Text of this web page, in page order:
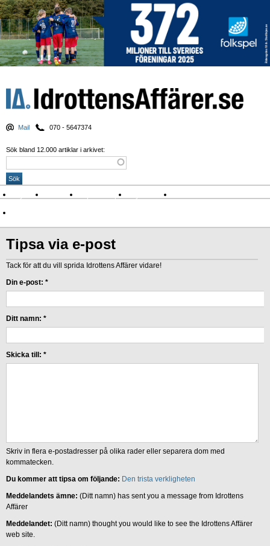
Mail 070 - 5647374
Sök bland 12.000 artiklar i arkivet:
Nyheter Krönikor Sport & spel Nyhetsbrev
Tipsa via e-post
Tack för att du vill sprida Idrottens Affärer vidare!
Din e-post: *
Ditt namn: *
Skicka till: *
Skriv in flera e-postadresser på olika rader eller separera dom med
kommatecken.
Du kommer att tipsa om följande: Den trista verkligheten
Meddelandets ämne: (Ditt namn) has sent you a message from Idrottens
Affärer
Meddelandet: (Ditt namn) thought you would like to see the Idrottens Affärer
web site.